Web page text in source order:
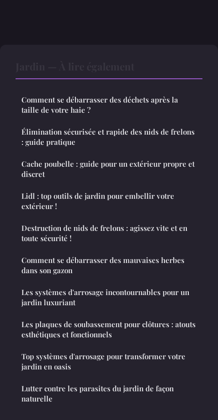
Comment se débarrasser des déchets après la
taille de votre haie ?
Élimination sécurisée et rapide des nids de frelons
: guide pratique
Cache poubelle : guide pour un extérieur propre et
discret
Lidl : top outils de jardin pour embellir votre
extérieur !
Destruction de nids de frelons : agissez vite et en
toute sécurité !
Comment se débarrasser des mauvaises herbes
dans son gazon
Les systèmes d'arrosage incontournables pour un
jardin luxuriant
Les plaques de soubassement pour clôtures : atouts
esthétiques et fonctionnels
Top systèmes d'arrosage pour transformer votre
jardin en oasis
Lutter contre les parasites du jardin de façon
naturelle